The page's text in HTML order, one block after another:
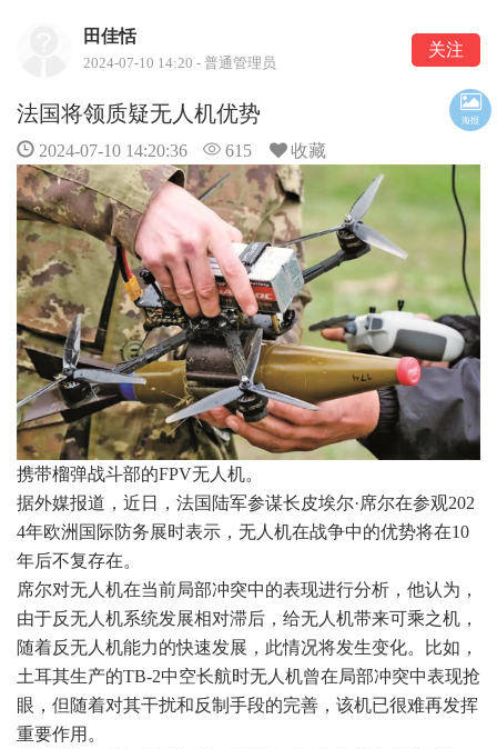
田佳恬
2024-07-10 14:20 - 普通管理员
关注
法国将领质疑无人机优势
2024-07-10 14:20:36 615 收藏
携带榴弹战斗部的FPV无人机。
据外媒报道，近日，法国陆军参谋长皮埃尔·席尔在参观202
4年欧洲国际防务展时表示，无人机在战争中的优势将在10
年后不复存在。
席尔对无人机在当前局部冲突中的表现进行分析，他认为，
由于反无人机系统发展相对滞后，给无人机带来可乘之机，
随着反无人机能力的快速发展，此情况将发生变化。比如，
土耳其生产的TB-2中空长航时无人机曾在局部冲突中表现抢
眼，但随着对其干扰和反制手段的完善，该机已很难再发挥
重要作用。
海报